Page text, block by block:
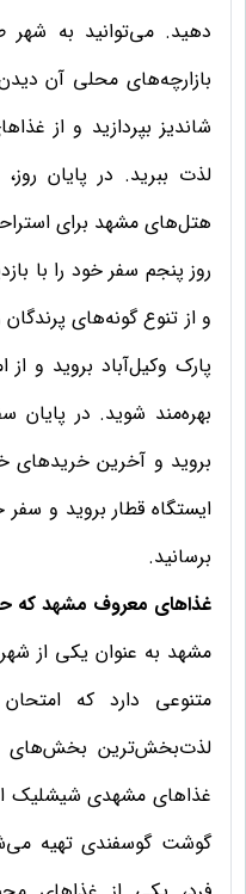
دهید. می‌توانید به شهر
بازارچه‌های محلی آن دیدن
شاندیز بپردازید و از
لذت ببرید. در پایان
هتل‌های مشهد برای
روز پنجم سفر خود را با
و از تنوع گونه‌های
پارک وکیل‌آباد بروید و
بهره‌مند شوید. در پایان
بروید و آخرین خریدهای
ایستگاه قطار بروید و
برسانید.
غذاهای معروف مشهد که
مشهد به عنوان یکی از
متنوعی دارد که
لذت‌بخش‌ترین بخش‌های
غذاهای مشهدی شیشلیک
گوشت گوسفندی تهیه